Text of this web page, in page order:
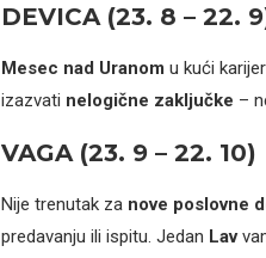
DEVICA (23. 8 – 22.
Mesec nad Uranom u kući
izazvati nelogične zaključke –
VAGA (23. 9 – 22. 10)
Nije trenutak za nove poslovne
predavanju ili ispitu. Jedan Lav